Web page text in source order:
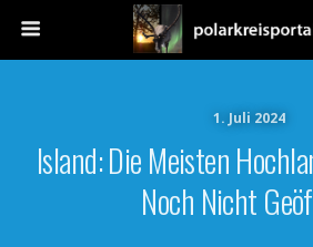
1. Juli 2024
Island: Die Meisten
Noch Nicht